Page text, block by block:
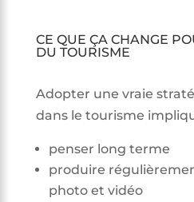
CE QUE ÇA CHANGE
DU TOURISME
Adopter une vraie
dans le tourisme
penser long terme
produire
photo et vidéo